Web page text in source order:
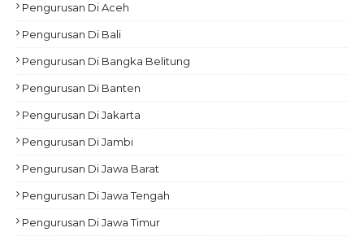
Pengurusan Di Aceh
Pengurusan Di Bali
Pengurusan Di Bangka Belitung
Pengurusan Di Banten
Pengurusan Di Jakarta
Pengurusan Di Jambi
Pengurusan Di Jawa Barat
Pengurusan Di Jawa Tengah
Pengurusan Di Jawa Timur